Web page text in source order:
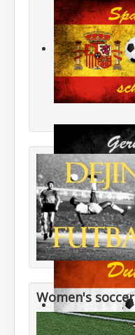
Women's soccer